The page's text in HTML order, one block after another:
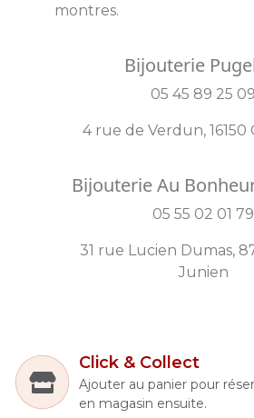
montres.
Bijouterie
05 45 89 25 09
4 rue de Verdun, 16150
Bijouterie Au
05 55 02 01 79
31 rue Lucien Dumas,
Junien
Click & Collect
Ajouter au panier pour
en magasin ensuite.